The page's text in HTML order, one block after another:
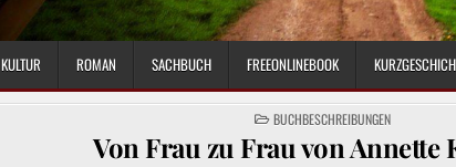
KULTUR ROMAN SACHBUCH FREEONLINEBOOK
POSTED
IN
BUCHBESCHREIBUNGEN
Von Frau zu Frau von Annette